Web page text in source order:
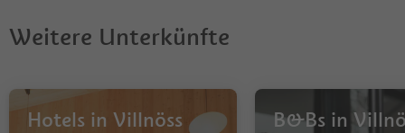
Weitere Unterkünfte
Hotels in Villnöss B&Bs in